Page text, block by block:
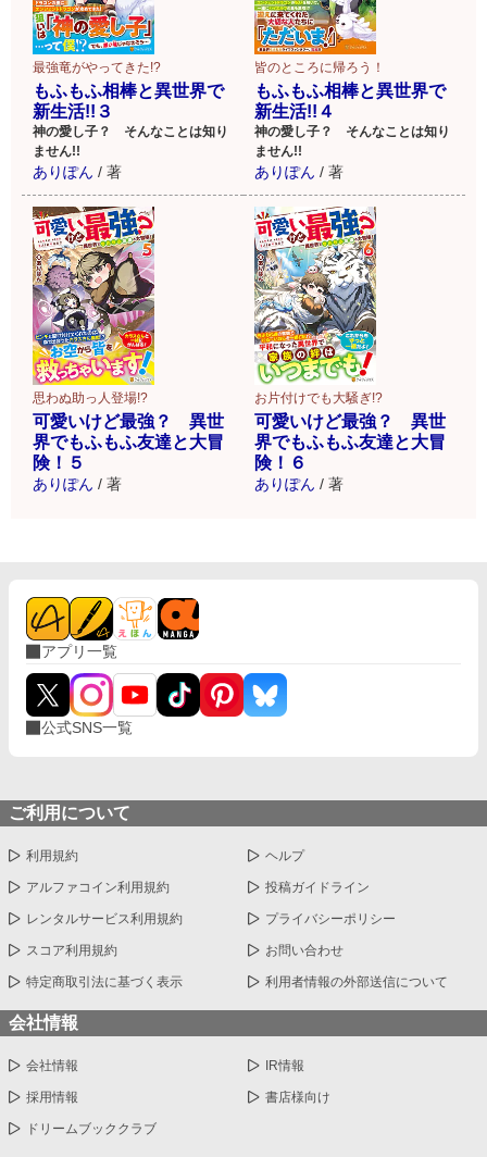
最強竜がやってきた!?
もふもふ相棒と異世界で
新生活!!３
神の愛し子？ そんなことは知り
ません!!
ありぽん / 著
皆のところに帰ろう！
もふもふ相棒と異世界で
新生活!!４
神の愛し子？ そんなことは知り
ません!!
ありぽん / 著
思わぬ助っ人登場!?
可愛いけど最強？ 異世
界でもふもふ友達と大冒
険！５
ありぽん / 著
お片付けでも大騒ぎ!?
可愛いけど最強？ 異世
界でもふもふ友達と大冒
険！６
ありぽん / 著
アプリ一覧
公式SNS一覧
ご利用について
利用規約 ヘルプ
アルファコイン利用規約 投稿ガイドライン
レンタルサービス利用規約 プライバシーポリシー
スコア利用規約 お問い合わせ
特定商取引法に基づく表示 利用者情報の外部送信について
会社情報
会社情報 IR情報
採用情報 書店様向け
ドリームブッククラブ